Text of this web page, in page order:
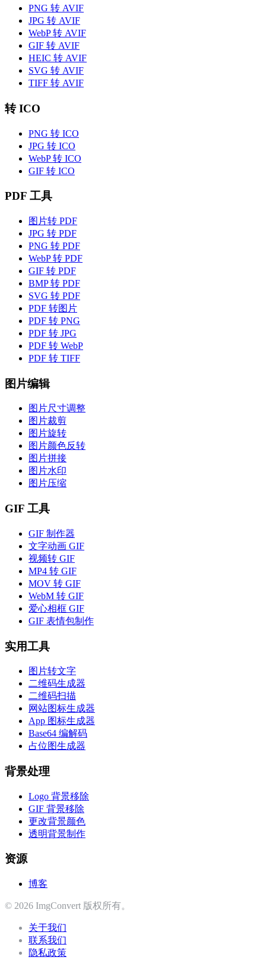
PNG 转 AVIF
JPG 转 AVIF
WebP 转 AVIF
GIF 转 AVIF
HEIC 转 AVIF
SVG 转 AVIF
TIFF 转 AVIF
转 ICO
PNG 转 ICO
JPG 转 ICO
WebP 转 ICO
GIF 转 ICO
PDF 工具
图片转 PDF
JPG 转 PDF
PNG 转 PDF
WebP 转 PDF
GIF 转 PDF
BMP 转 PDF
SVG 转 PDF
PDF 转图片
PDF 转 PNG
PDF 转 JPG
PDF 转 WebP
PDF 转 TIFF
图片编辑
图片尺寸调整
图片裁剪
图片旋转
图片颜色反转
图片拼接
图片水印
图片压缩
GIF 工具
GIF 制作器
文字动画 GIF
视频转 GIF
MP4 转 GIF
MOV 转 GIF
WebM 转 GIF
爱心相框 GIF
GIF 表情包制作
实用工具
图片转文字
二维码生成器
二维码扫描
网站图标生成器
App 图标生成器
Base64 编解码
占位图生成器
背景处理
Logo 背景移除
GIF 背景移除
更改背景颜色
透明背景制作
资源
博客
© 2026 ImgConvert 版权所有。
关于我们
联系我们
隐私政策